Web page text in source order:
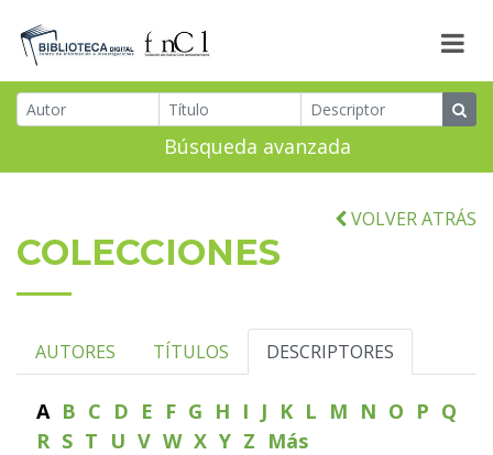
Búsqueda avanzada
VOLVER ATRÁS
COLECCIONES
AUTORES TÍTULOS DESCRIPTORES
A B C D E F G H I J K L M N O P Q
R S T U V W X Y Z Más